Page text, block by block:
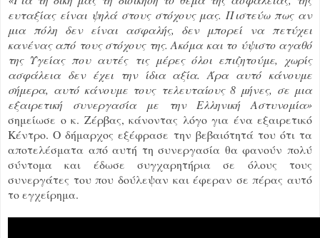
ευταξίας είναι ψηλά στους στόχους μας. Πιστεύω πως αν
μια πόλη δεν είναι ασφαλής, δεν μπορεί να πετύχει
κανένας από τους στόχους της. Ακόμα και το ύψιστο αγαθό
της Υγείας που αυτές τις μέρες όλοι επιζητούμε, χωρίς
ασφάλεια δεν έχει την ίδια αξία. Άρα αυτό κάνουμε
σήμερα, αυτό κάνουμε τους τελευταίους 8 μήνες, σε μια
εξαιρετική συνεργασία με την Ελληνική Αστυνομία»
σημείωσε ο κ. Ζέρβας, κάνοντας λόγο για ένα εξαιρετικό
Κέντρο. Ο δήμαρχος εξέφρασε την βεβαιότητά του ότι τα
αποτελέσματα από αυτή τη συνεργασία θα φανούν πολύ
σύντομα και έδωσε συγχαρητήρια σε όλους τους
συνεργάτες του που δούλεψαν και έφεραν σε πέρας αυτό
το εγχείρημα.